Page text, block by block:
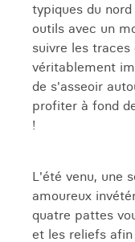
typiques du
outils avec un
suivre les traces
véritablement
de s'asseoir
profiter à fond
!
L'été venu, une
amoureux
quatre pattes
et les reliefs afin